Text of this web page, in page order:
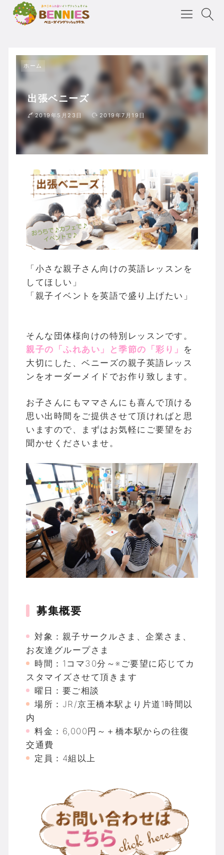
ホーム
出張ベニーズ
2019年5月23日 2019年7月19日
「小さな親子さん向けの英語レッスンを
してほしい」
「親子イベントを英語で盛り上げたい」
そんな団体様向けの特別レッスンです。
親子の「ふれあい」と季節の「彩り」
を
大切にした、ベニーズの親子英語レッス
ンをオーダーメイドでお作り致します。
お子さんにもママさんにも喜んで頂ける
思い出時間をご提供させて頂ければと思
いますので、まずはお気軽にご要望をお
聞かせくださいませ。
募集概要
対象：親子サークルさま、企業さま、
お友達グループさま
時間：1コマ30分～※ご要望に応じてカ
スタマイズさせて頂きます
曜日：要ご相談
場所：JR/京王橋本駅より片道1時間以
内
料金：6,000円～＋橋本駅からの往復
交通費
定員：4組以上